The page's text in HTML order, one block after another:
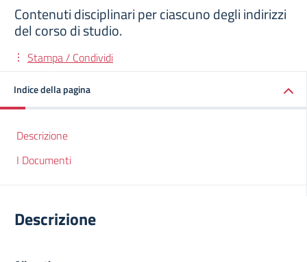
Contenuti disciplinari per ciascuno degli indirizzi
del corso di studio.
Stampa / Condividi
Indice della pagina
Descrizione
I Documenti
Descrizione